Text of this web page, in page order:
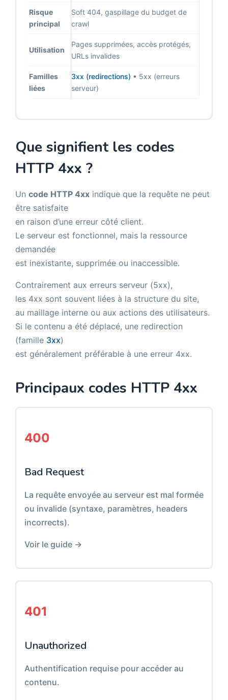
Risque
principal
Soft 404, gaspillage du budget de
crawl
Utilisation
Pages supprimées, accès protégés,
URLs invalides
Familles
liées
3xx (redirections) • 5xx (erreurs
serveur)
Que signifient les codes
HTTP 4xx ?
Un code HTTP 4xx indique que la requête ne peut
être satisfaite
en raison d’une erreur côté client.
Le serveur est fonctionnel, mais la ressource
demandée
est inexistante, supprimée ou inaccessible.
Contrairement aux erreurs serveur (5xx),
les 4xx sont souvent liées à la structure du site,
au maillage interne ou aux actions des utilisateurs.
Si le contenu a été déplacé, une redirection
(famille 3xx)
est généralement préférable à une erreur 4xx.
Principaux codes HTTP 4xx
400
Bad Request
La requête envoyée au serveur est mal formée
ou invalide (syntaxe, paramètres, headers
incorrects).
Voir le guide →
401
Unauthorized
Authentification requise pour accéder au
contenu.